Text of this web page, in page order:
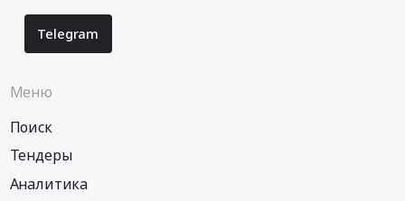
Telegram
Меню
Поиск
Тендеры
Аналитика